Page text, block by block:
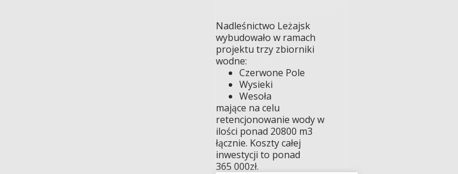
Nadleśnictwo Leżajsk
wybudowało w ramach
projektu trzy zbiorniki
wodne:
Czerwone Pole
Wysieki
Wesoła
mające na celu
retencjonowanie wody w
ilości ponad 20800 m3
łącznie. Koszty całej
inwestycji to ponad
365 000zł.